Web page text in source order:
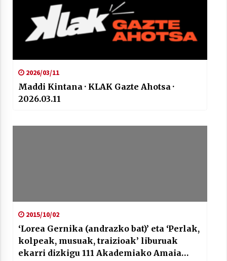
2026/03/11
Maddi Kintana · KLAK Gazte Ahotsa ·
2026.03.11
2015/10/02
‘Lorea Gernika (andrazko bat)’ eta ‘Perlak,
kolpeak, musuak, traizioak’ liburuak
ekarri dizkigu 111 Akademiako Amaia